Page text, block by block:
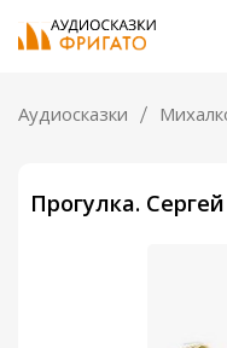
Аудиосказки
Прогулка.